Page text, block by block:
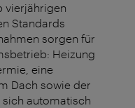
vierjährigen
Standards
sorgen für
Heizung
eine
Dach sowie der
sich automatisch